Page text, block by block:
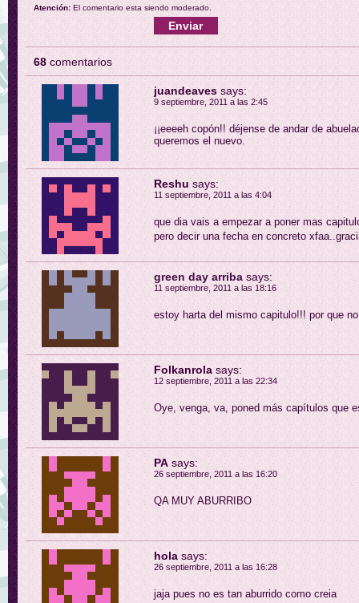
Atención: El comentario esta siendo moderado.
68 comentarios
juandeaves says:
9 septiembre, 2011 a las 2:45
¡¡eeeeh copón!! déjense de andar de
queremos el nuevo.
Reshu says:
11 septiembre, 2011 a las 4:04
que dia vais a empezar a poner mas
pero decir una fecha en concreto
green day arriba says:
11 septiembre, 2011 a las 18:16
estoy harta del mismo capitulo!!! por que
Folkanrola says:
12 septiembre, 2011 a las 22:34
Oye, venga, va, poned más capítulos que
PA says:
26 septiembre, 2011 a las 16:20
QA MUY ABURRIBO
hola says:
26 septiembre, 2011 a las 16:28
jaja pues no es tan aburrido como creia